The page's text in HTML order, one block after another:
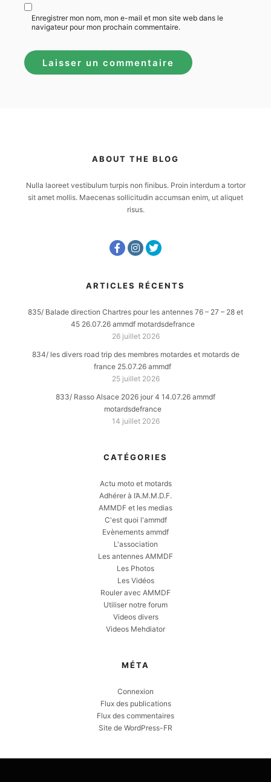
Enregistrer mon nom, mon e-mail et mon site web dans le
navigateur pour mon prochain commentaire.
ABOUT THE BLOG
Nulla laoreet vestibulum turpis non finibus. Proin interdum a tortor
sit amet mollis. Maecenas sollicitudin accumsan enim, ut aliquet
risus.
ARTICLES RÉCENTS
835/ Balade direction Chartres pour les antennes 76 – 27 – 28 et
45 26.07.26 ammdf motardsdefrance
26 juillet 2026
834/ les divers road trip des membres motardes et motards de
france 25.07.26 ammdf
25 juillet 2026
833/ Rasso Alsace 2026 jour 4 14.07.26 ammdf
motardsdefrance
14 juillet 2026
CATÉGORIES
Actu moto et motards
Adhérer à l’A.M.M.D.F.
AMMDF et les medias
C'est quoi l'ammdf
Evènements ammdf
L'association
Les antennes AMMDF
Les Photos
Les Vidéos
Rouler avec AMMDF
Utiliser notre forum
Videos divers
Videos Mehdiator
MÉTA
Connexion
Flux des publications
Flux des commentaires
Site de WordPress-FR